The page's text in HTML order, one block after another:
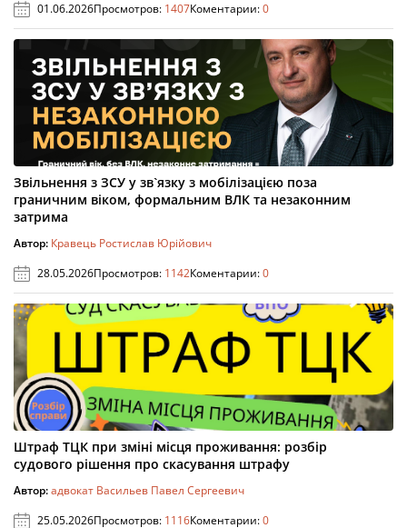
01.06.2026Просмотров: 1407Коментарии:0
Звільнення з ЗСУ у зв`язку з мобілізацією поза
граничним віком, формальним ВЛК та незаконним
затрима
Автор: Кравець Ростислав Юрійович
28.05.2026Просмотров: 1142Коментарии:0
Штраф ТЦК при зміні місця проживання: розбір
судового рішення про скасування штрафу
Автор:адвокат Васильев Павел Сергеевич
25.05.2026Просмотров: 1116Коментарии:0